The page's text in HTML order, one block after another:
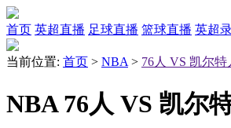
首页 英超直播 足球直播 篮球直播 英超
当前位置: 首页 > NBA > 76人 VS 凯尔特
NBA 76人 VS 凯尔